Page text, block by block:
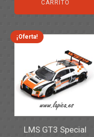
era:
82,40€.
es:
CARRITO
¡Oferta!
LMS GT3 Special